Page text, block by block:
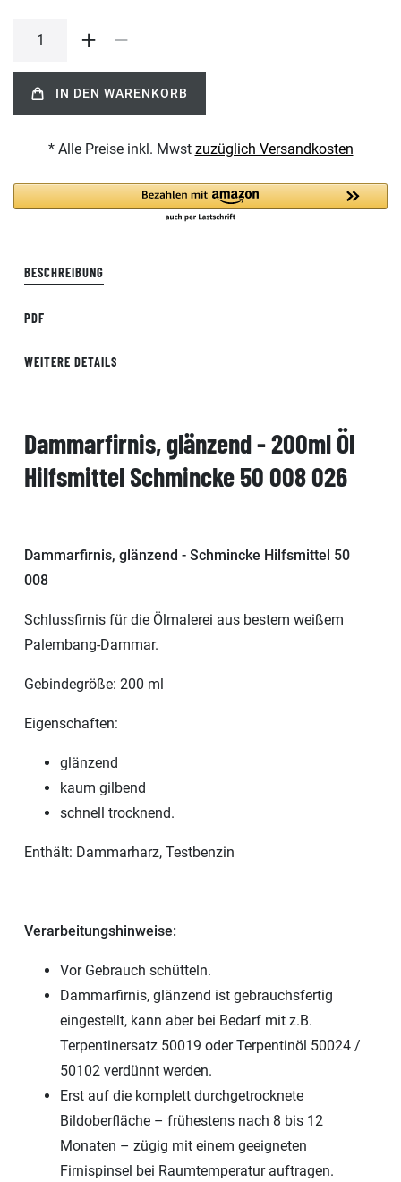
IN DEN WARENKORB
* Alle Preise inkl. Mwst zuzüglich Versandkosten
BESCHREIBUNG
PDF
WEITERE DETAILS
Dammarfirnis, glänzend - 200ml Öl
Hilfsmittel Schmincke 50 008 026
Dammarfirnis, glänzend - Schmincke Hilfsmittel 50
008
Schlussfirnis für die Ölmalerei aus bestem weißem
Palembang-Dammar.
Gebindegröße: 200 ml
Eigenschaften:
glänzend
kaum gilbend
schnell trocknend.
Enthält: Dammarharz, Testbenzin
Verarbeitungshinweise:
Vor Gebrauch schütteln.
Dammarfirnis, glänzend ist gebrauchsfertig
eingestellt, kann aber bei Bedarf mit z.B.
Terpentinersatz 50019 oder Terpentinöl 50024 /
50102 verdünnt werden.
Erst auf die komplett durchgetrocknete
Bildoberfläche – frühestens nach 8 bis 12
Monaten – zügig mit einem geeigneten
Firnispinsel bei Raumtemperatur auftragen.